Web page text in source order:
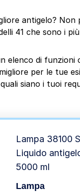
antigelo?
41 che sono i
elenco di
per le tue
siano i tuoi
Lampa 38100
Liquido
5000 ml
Lampa